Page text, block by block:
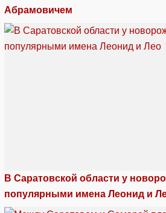
Абрамовичем
В Саратовской области у
популярными имена Леонид и